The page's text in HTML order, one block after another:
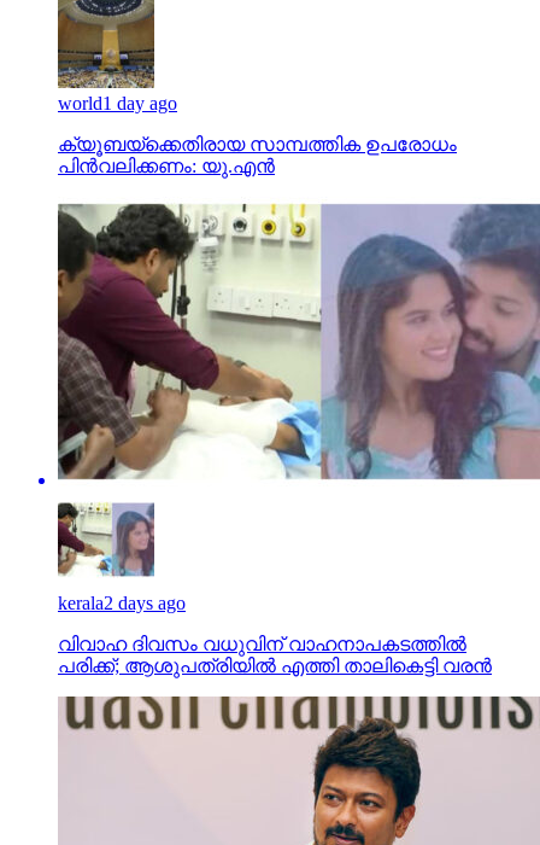
world1 day ago
ക്യൂബയ്ക്കെതിരായ സാമ്പത്തിക ഉപരോധം
പിന്‍വലിക്കണം: യു.എന്‍
kerala2 days ago
വിവാഹ ദിവസം വധുവിന് വാഹനാപകടത്തില്‍
പരിക്ക്; ആശുപത്രിയില്‍ എത്തി താലികെട്ടി വരന്‍